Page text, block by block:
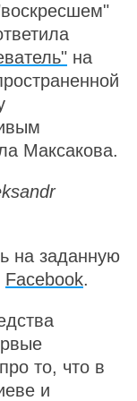
на
Максакова.
на заданную
Facebook.
то, что в
и